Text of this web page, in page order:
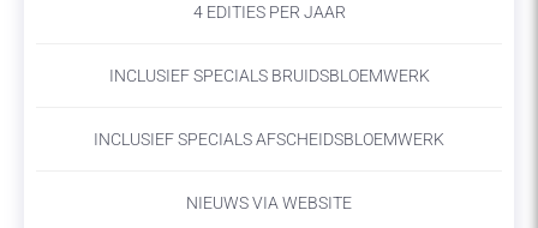
4 EDITIES PER JAAR
INCLUSIEF SPECIALS BRUIDSBLOEMWERK
INCLUSIEF SPECIALS AFSCHEIDSBLOEMWERK
NIEUWS VIA WEBSITE